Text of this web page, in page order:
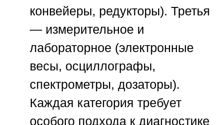
конвейеры, редукторы). Третья
— измерительное и
лабораторное (электронные
весы, осциллографы,
спектрометры, дозаторы).
Каждая категория требует
особого подхода к диагностике